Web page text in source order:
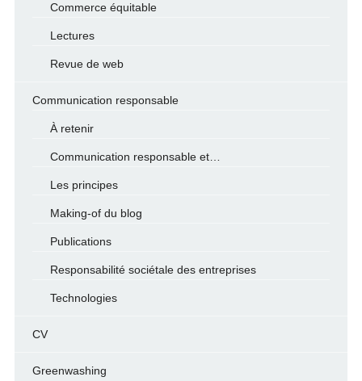
Commerce équitable
Lectures
Revue de web
Communication responsable
À retenir
Communication responsable et…
Les principes
Making-of du blog
Publications
Responsabilité sociétale des entreprises
Technologies
CV
Greenwashing